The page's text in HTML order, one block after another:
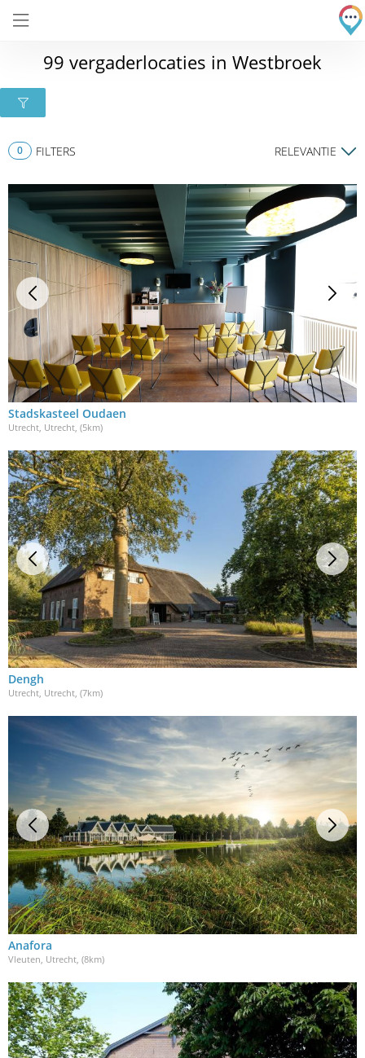
99 vergaderlocaties in Westbroek
0 FILTERS RELEVANTIE
Stadskasteel Oudaen
Utrecht, Utrecht , (5km)
Dengh
Utrecht, Utrecht, (7km)
Anafora
Vleuten, Utrecht , (8km)